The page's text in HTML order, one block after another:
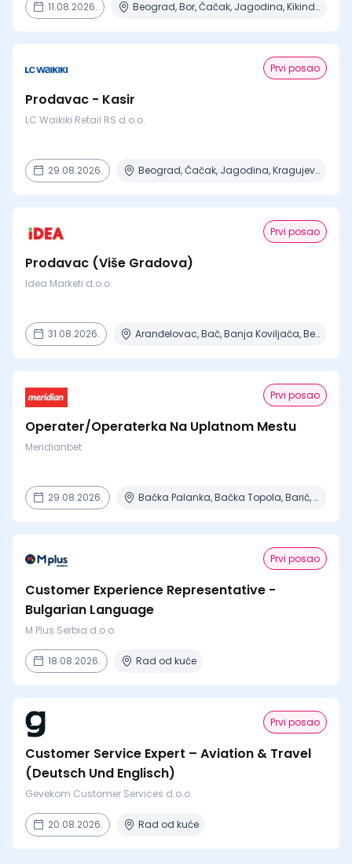
11.08.2026. Beograd, Bor, Čačak, Jagodina, Kikinda + 23 mesta | Terenski rad
Prvi posao
Prodavac - Kasir
LC Waikiki Retail RS d.o.o.
29.08.2026. Beograd, Čačak, Jagodina, Kragujevac, Kruševac + 15 mesta
Prvi posao
Prodavac (Više Gradova)
Idea Marketi d.o.o.
31.08.2026. Aranđelovac, Bač, Banja Koviljača, Beograd, Boljevac + 16 mesta
Prvi posao
Operater/Operaterka Na Uplatnom Mestu
Meridianbet
29.08.2026. Bačka Palanka, Bačka Topola, Barič, Beograd, Čajetina + 15 mesta
Prvi posao
Customer Experience Representative -
Bulgarian Language
M Plus Serbia d.o.o.
18.08.2026. Rad od kuće
Prvi posao
Customer Service Expert – Aviation & Travel
(Deutsch Und Englisch)
Gevekom Customer Services d.o.o.
20.08.2026. Rad od kuće